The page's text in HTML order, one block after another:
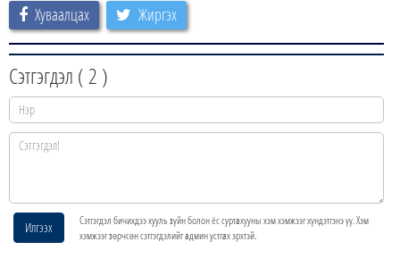
Хуваалцах Жиргэх
Сэтгэгдэл (2 )
Илгээх
Сэтгэгдэл бичихдээ хууль зүйн болон ёс суртахууны хэм хэмжээг хүндэтгэнэ үү. Хэм
хэмжээг зөрчсөн сэтгэгдэлийг админ устгах эрхтэй.